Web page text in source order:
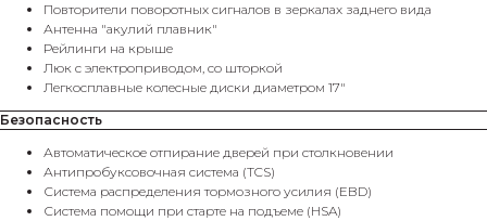
Повторители поворотных сигналов в зеркалах заднего вида
Антенна "акулий плавник"
Рейлинги на крыше
Люк с электроприводом, со шторкой
Легкосплавные колесные диски диаметром 17"
Безопасность
Автоматическое отпирание дверей при столкновении
Антипробуксовочная система (TCS)
Система распределения тормозного усилия (EBD)
Система помощи при старте на подъеме (HSA)